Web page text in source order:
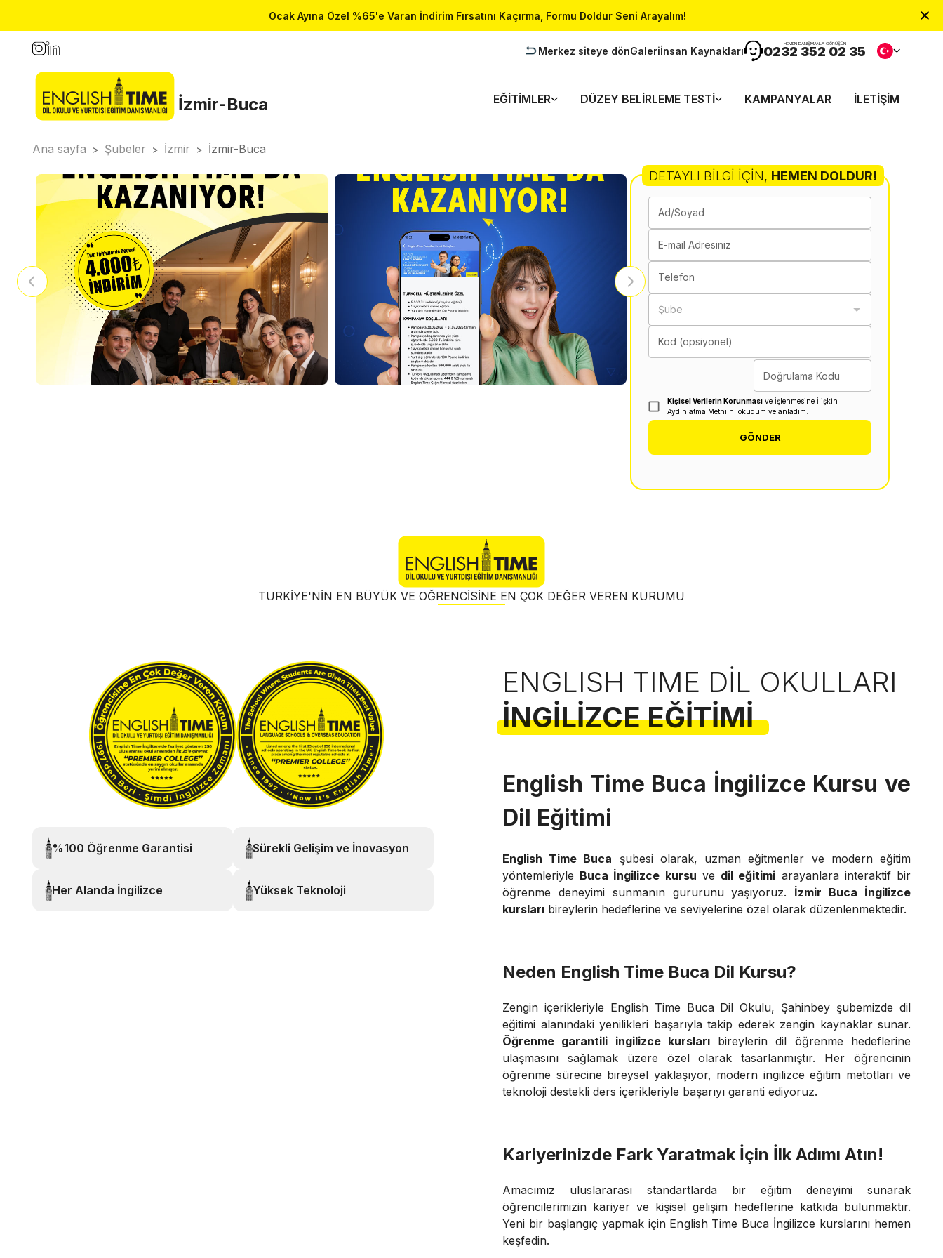
Ocak Ayına Özel %65'e Varan İndirim Fırsatını Kaçırma, Formu Doldur Seni Arayalım!
Merkez siteye dönGaleriİnsan Kaynakları
HEMEN DANIŞMANLA GÖRÜŞÜN
0232 352 02 35
İzmir-Buca EĞITIMLER DÜZEY BELIRLEME TESTI KAMPANYALAR İLETIŞIM
Ana sayfa > Şubeler > İzmir > İzmir-Buca
DETAYLI BILGI İÇIN, HEMEN DOLDUR!
Ad/Soyad
E-mail Adresiniz
Telefon
Şube
Kod (opsiyonel)
Doğrulama Kodu
Kişisel Verilerin Korunması ve İşlenmesine İlişkin
Aydınlatma Metni'ni okudum ve anladım.
GÖNDER
TÜRKIYE'NIN EN BÜYÜK VE ÖĞRENCISINE EN ÇOK DEĞER VEREN KURUMU
%100 Öğrenme Garantisi Sürekli Gelişim ve İnovasyon
Her Alanda İngilizce Yüksek Teknoloji
ENGLISH TIME DIL OKULLARI
İNGILIZCE EĞITIMI
English Time Buca İngilizce Kursu ve
Dil Eğitimi
English Time Buca şubesi olarak, uzman eğitmenler ve modern eğitim
yöntemleriyle Buca İngilizce kursu ve dil eğitimi arayanlara interaktif bir
öğrenme deneyimi sunmanın gururunu yaşıyoruz. İzmir Buca İngilizce
kursları bireylerin hedeflerine ve seviyelerine özel olarak düzenlenmektedir.
Neden English Time Buca Dil Kursu?
Zengin içerikleriyle English Time Buca Dil Okulu, Şahinbey şubemizde dil
eğitimi alanındaki yenilikleri başarıyla takip ederek zengin kaynaklar sunar.
Öğrenme garantili ingilizce kurslarıbireylerin dil öğrenme hedeflerine
ulaşmasını sağlamak üzere özel olarak tasarlanmıştır. Her öğrencinin
öğrenme sürecine bireysel yaklaşıyor, modern ingilizce eğitim metotları ve
teknoloji destekli ders içerikleriyle başarıyı garanti ediyoruz.
Kariyerinizde Fark Yaratmak İçin İlk Adımı Atın!
Amacımız uluslararası standartlarda bir eğitim deneyimi sunarak
öğrencilerimizin kariyer ve kişisel gelişim hedeflerine katkıda bulunmaktır.
Yeni bir başlangıç yapmak için English Time Buca İngilizce kurslarını hemen
keşfedin.